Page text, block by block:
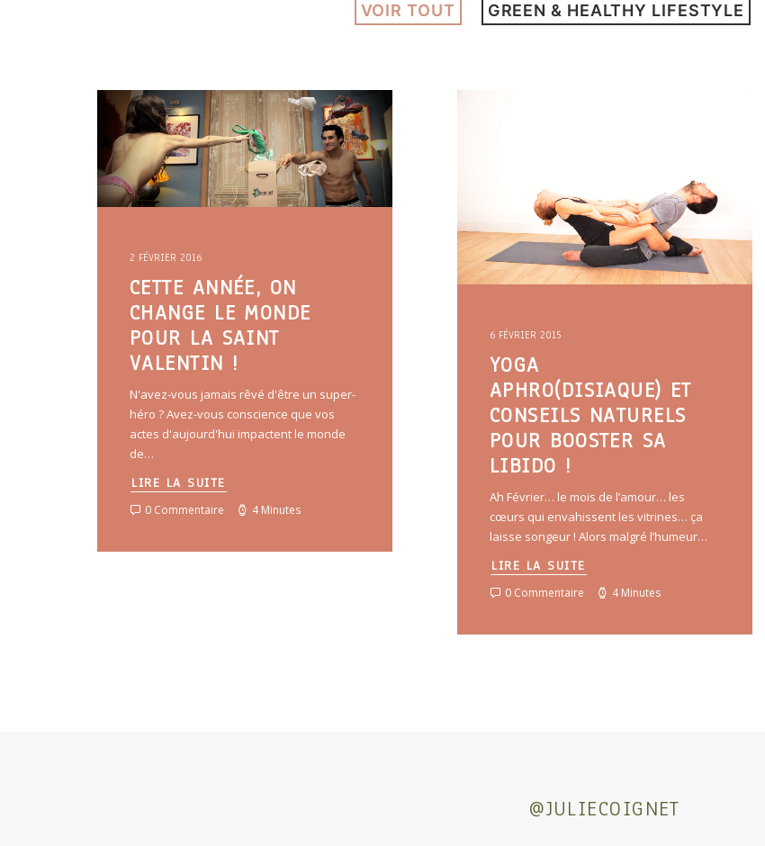
VOIR TOUT GREEN & HEALTHY LIFESTYLE
2 FÉVRIER 2016
CETTE ANNÉE, ON
CHANGE LE MONDE
POUR LA SAINT
VALENTIN !
N'avez-vous jamais rêvé d'être un super-
héro ? Avez-vous conscience que vos
actes d'aujourd'hui impactent le monde
de…
LIRE LA SUITE
0 Commentaire 4 Minutes
6 FÉVRIER 2015
YOGA
APHRO(DISIAQUE) ET
CONSEILS NATURELS
POUR BOOSTER SA
LIBIDO !
Ah Février… le mois de l’amour… les
cœurs qui envahissent les vitrines… ça
laisse songeur ! Alors malgré l’humeur…
LIRE LA SUITE
0 Commentaire 4 Minutes
@JULIECOIGNET